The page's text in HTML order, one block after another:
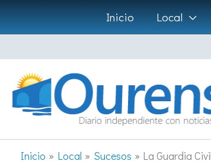
Ir
al
contenido
Inicio Local
Inicio Local Sucesos La Guardia